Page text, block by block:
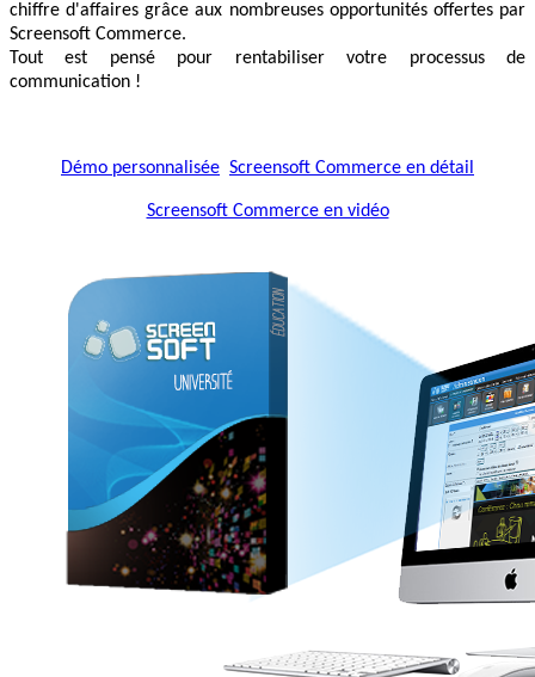
chiffre d'affaires grâce aux nombreuses opportunités offertes par
Screensoft Commerce.
Tout est pensé pour rentabiliser votre processus de
communication !
Démo personnalisée Screensoft Commerce en détail
Screensoft Commerce en vidéo